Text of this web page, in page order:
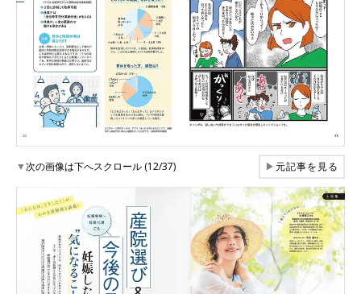
▼次の画像は下へスクロール (12/37) ▶元記事を見る